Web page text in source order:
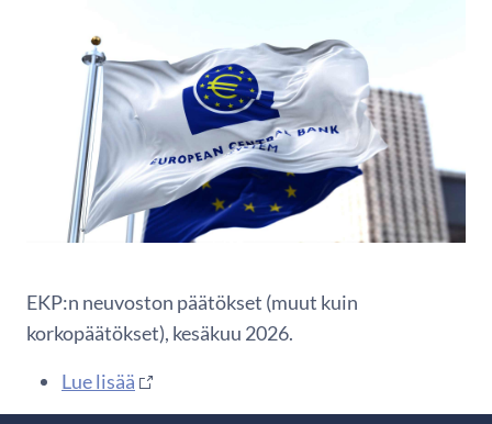
EKP:n neuvoston päätökset (muut kuin
korkopäätökset), kesäkuu 2026.
Lue lisää